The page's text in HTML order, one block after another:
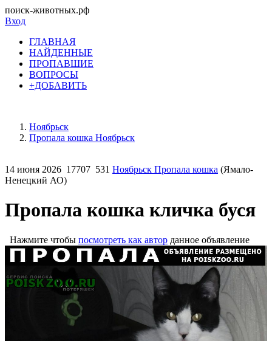
поиск-животных.рф
Вход
ГЛАВНАЯ
НАЙДЕННЫЕ
ПРОПАВШИЕ
ВОПРОСЫ
+ДОБАВИТЬ
Ноябрьск
Пропала кошка Ноябрьск
14 июня 2026 17707 531 Ноябрьск Пропала кошка (Ямало-
Ненецкий АО)
Пропала кошка кличка буся
Нажмите чтобы посмотреть как автор данное объявление